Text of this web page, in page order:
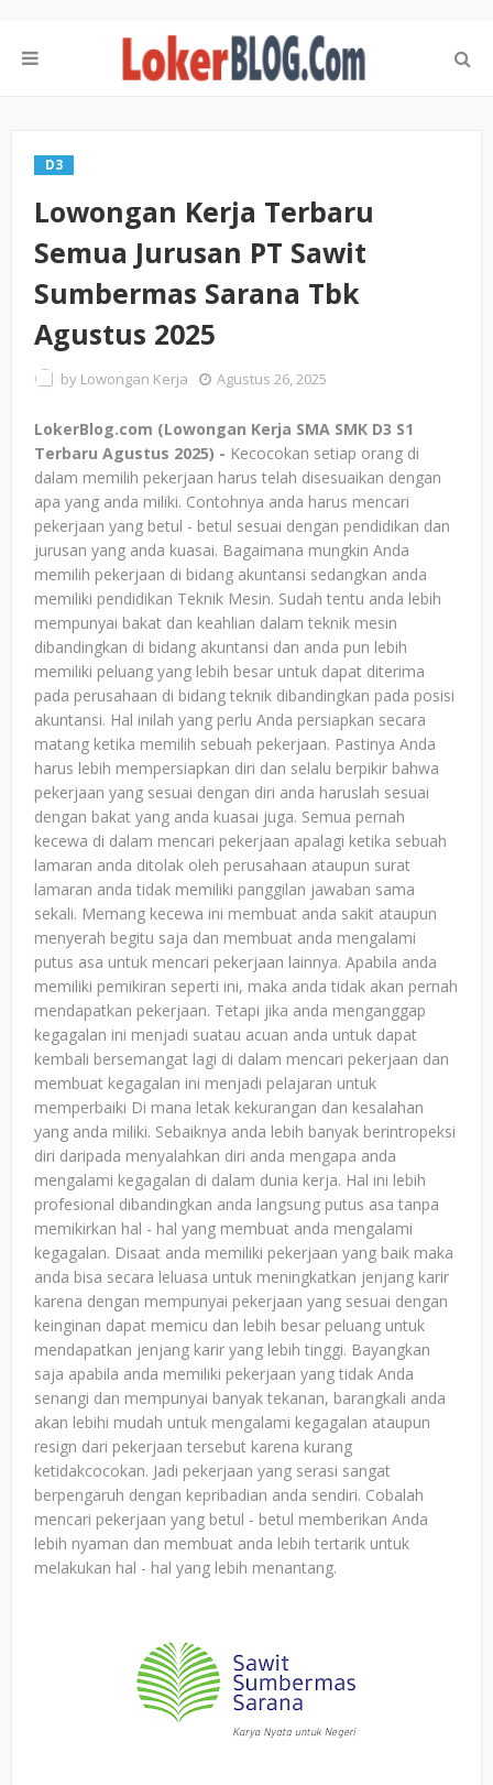
D3
Lowongan Kerja Terbaru
Semua Jurusan PT Sawit
Sumbermas Sarana Tbk
Agustus 2025
by Lowongan Kerja Agustus 26, 2025
LokerBlog.com (Lowongan Kerja SMA SMK D3 S1
Terbaru Agustus 2025) - Kecocokan setiap orang di
dalam memilih pekerjaan harus telah disesuaikan dengan
apa yang anda miliki. Contohnya anda harus mencari
pekerjaan yang betul - betul sesuai dengan pendidikan dan
jurusan yang anda kuasai. Bagaimana mungkin Anda
memilih pekerjaan di bidang akuntansi sedangkan anda
memiliki pendidikan Teknik Mesin. Sudah tentu anda lebih
mempunyai bakat dan keahlian dalam teknik mesin
dibandingkan di bidang akuntansi dan anda pun lebih
memiliki peluang yang lebih besar untuk dapat diterima
pada perusahaan di bidang teknik dibandingkan pada posisi
akuntansi. Hal inilah yang perlu Anda persiapkan secara
matang ketika memilih sebuah pekerjaan. Pastinya Anda
harus lebih mempersiapkan diri dan selalu berpikir bahwa
pekerjaan yang sesuai dengan diri anda haruslah sesuai
dengan bakat yang anda kuasai juga. Semua pernah
kecewa di dalam mencari pekerjaan apalagi ketika sebuah
lamaran anda ditolak oleh perusahaan ataupun surat
lamaran anda tidak memiliki panggilan jawaban sama
sekali. Memang kecewa ini membuat anda sakit ataupun
menyerah begitu saja dan membuat anda mengalami
putus asa untuk mencari pekerjaan lainnya. Apabila anda
memiliki pemikiran seperti ini, maka anda tidak akan pernah
mendapatkan pekerjaan. Tetapi jika anda menganggap
kegagalan ini menjadi suatau acuan anda untuk dapat
kembali bersemangat lagi di dalam mencari pekerjaan dan
membuat kegagalan ini menjadi pelajaran untuk
memperbaiki Di mana letak kekurangan dan kesalahan
yang anda miliki. Sebaiknya anda lebih banyak berintropeksi
diri daripada menyalahkan diri anda mengapa anda
mengalami kegagalan di dalam dunia kerja. Hal ini lebih
profesional dibandingkan anda langsung putus asa tanpa
memikirkan hal - hal yang membuat anda mengalami
kegagalan. Disaat anda memiliki pekerjaan yang baik maka
anda bisa secara leluasa untuk meningkatkan jenjang karir
karena dengan mempunyai pekerjaan yang sesuai dengan
keinginan dapat memicu dan lebih besar peluang untuk
mendapatkan jenjang karir yang lebih tinggi. Bayangkan
saja apabila anda memiliki pekerjaan yang tidak Anda
senangi dan mempunyai banyak tekanan, barangkali anda
akan lebihi mudah untuk mengalami kegagalan ataupun
resign dari pekerjaan tersebut karena kurang
ketidakcocokan. Jadi pekerjaan yang serasi sangat
berpengaruh dengan kepribadian anda sendiri. Cobalah
mencari pekerjaan yang betul - betul memberikan Anda
lebih nyaman dan membuat anda lebih tertarik untuk
melakukan hal - hal yang lebih menantang.